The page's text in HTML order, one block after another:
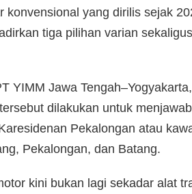
konvensional yang dirilis sejak
tiga pilihan varian
YIMM Jawa
dilakukan untuk
Pekalongan atau
Pekalongan, dan Batang.
kini bukan lagi sekadar alat